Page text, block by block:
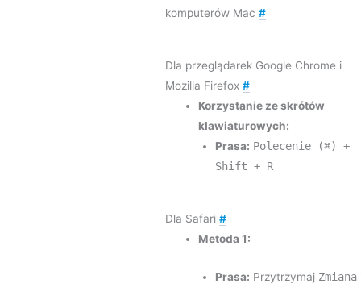
komputerów Mac #
Dla przeglądarek Google Chrome i
Mozilla Firefox #
Korzystanie ze skrótów
klawiaturowych:
Prasa: Polecenie (⌘) +
Shift + R
Dla Safari #
Metoda 1:
Prasa: Przytrzymaj Zmiana